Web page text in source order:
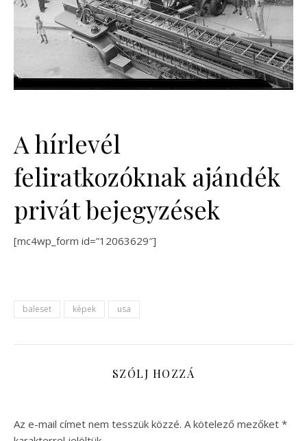
A hírlevél
feliratkozóknak ajándék
privát bejegyzések
[mc4wp_form id=”12063629″]
baleset képek usa
SZÓLJ HOZZÁ
Az e-mail címet nem tesszük közzé. A kötelező mezőket *